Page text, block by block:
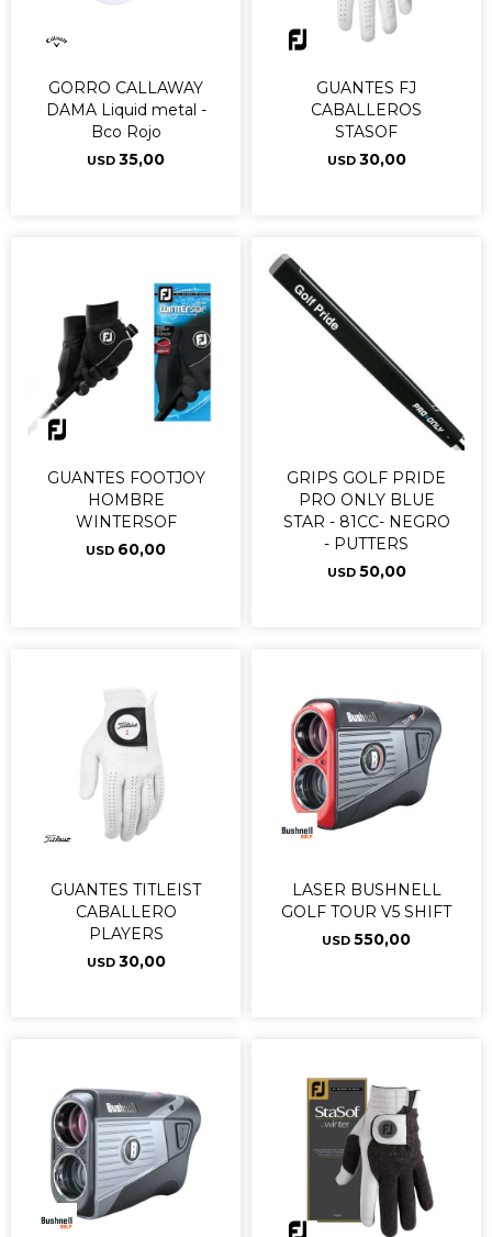
GORRO CALLAWAY
DAMA Liquid metal -
Bco Rojo
USD 35,00
GUANTES FJ
CABALLEROS
STASOF
USD 30,00
GUANTES FOOTJOY
HOMBRE
WINTERSOF
USD 60,00
GRIPS GOLF PRIDE
PRO ONLY BLUE
STAR - 81CC- NEGRO
- PUTTERS
USD 50,00
GUANTES TITLEIST
CABALLERO
PLAYERS
USD 30,00
LASER BUSHNELL
GOLF TOUR V5 SHIFT
USD 550,00